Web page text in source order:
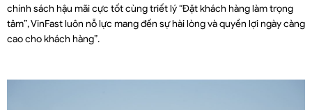
chính sách hậu mãi cực tốt cùng triết lý “Đặt khách hàng làm trọng
tâm”, VinFast luôn nỗ lực mang đến sự hài lòng và quyền lợi ngày càng
cao cho khách hàng”.